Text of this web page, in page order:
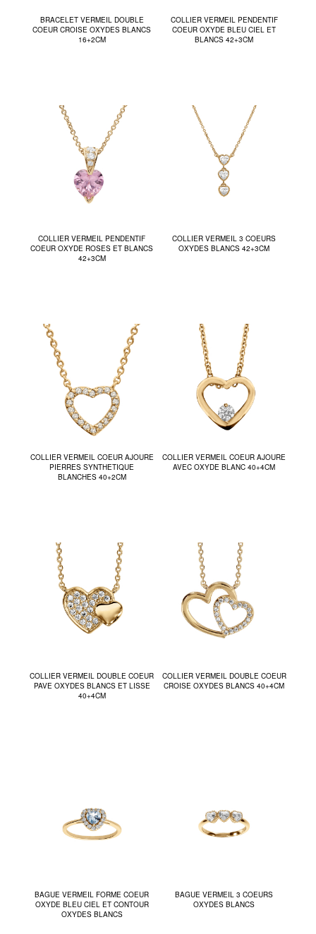
BRACELET VERMEIL DOUBLE
COEUR CROISE OXYDES BLANCS
16+2CM
COLLIER VERMEIL PENDENTIF
COEUR OXYDE BLEU CIEL ET
BLANCS 42+3CM
COLLIER VERMEIL PENDENTIF
COEUR OXYDE ROSES ET BLANCS
42+3CM
COLLIER VERMEIL 3 COEURS
OXYDES BLANCS 42+3CM
COLLIER VERMEIL COEUR AJOURE
PIERRES SYNTHETIQUE
BLANCHES 40+2CM
COLLIER VERMEIL COEUR AJOURE
AVEC OXYDE BLANC 40+4CM
COLLIER VERMEIL DOUBLE COEUR
PAVE OXYDES BLANCS ET LISSE
40+4CM
COLLIER VERMEIL DOUBLE COEUR
CROISE OXYDES BLANCS 40+4CM
BAGUE VERMEIL FORME COEUR
OXYDE BLEU CIEL ET CONTOUR
OXYDES BLANCS
BAGUE VERMEIL 3 COEURS
OXYDES BLANCS